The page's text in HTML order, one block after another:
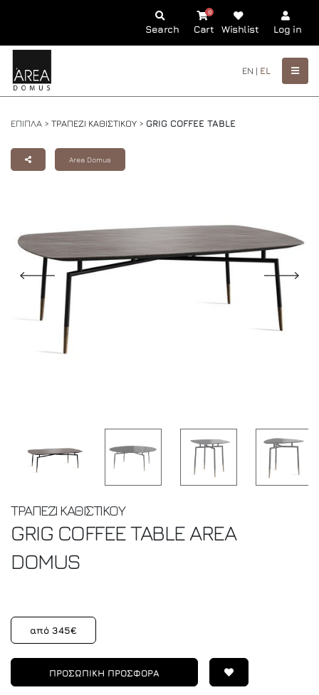
Search Cart
0
Wishlist Log in
EN | EL
ΕΠΙΠΛΑ > ΤΡΑΠΕΖΙ ΚΑΘΙΣΤΙΚΟΥ > GRIG COFFEE TABLE
Area Domus
ΤΡΑΠΕΖΙ ΚΑΘΙΣΤΙΚΟΥ
GRIG COFFEE TABLEAREA
DOMUS
από 345€
ΠΡΟΣΩΠΙΚΗ ΠΡΟΣΦΟΡΑ